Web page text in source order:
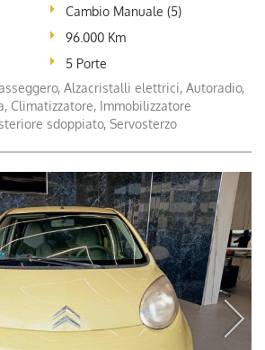
Cambio Manuale (5)
96.000 Km
5 Porte
Alzacristalli elettrici, Autoradio,
Climatizzatore, Immobilizzatore
sdoppiato, Servosterzo